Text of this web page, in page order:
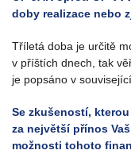
doby realizace nebo
Tříletá doba je určitě
v příštích dnech, tak
je popsáno v
Se zkušeností,
za největší přínos
možnosti tohoto